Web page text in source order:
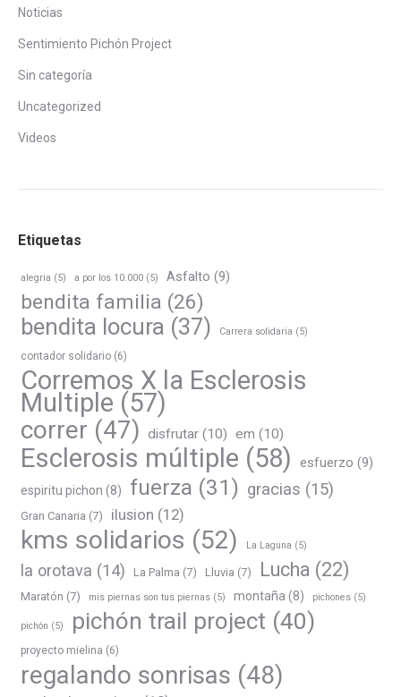
Noticias
Sentimiento Pichón Project
Sin categoría
Uncategorized
Videos
Etiquetas
alegria (5) a por los 10.000 (5) Asfalto (9)
bendita familia (26)
bendita locura (37) Carrera solidaria (5)
contador solidario (6)
Corremos X la Esclerosis
Multiple (57)
correr (47) disfrutar (10) em (10)
Esclerosis múltiple (58) esfuerzo (9)
espiritu pichon (8) fuerza (31) gracias (15)
Gran Canaria (7) ilusion (12)
kms solidarios (52) La Laguna (5)
la orotava (14) La Palma (7) Lluvia (7) Lucha (22)
Maratón (7) mis piernas son tus piernas (5) montaña (8) pichones (5)
pichón (5) pichón trail project (40)
proyecto mielina (6)
regalando sonrisas (48)